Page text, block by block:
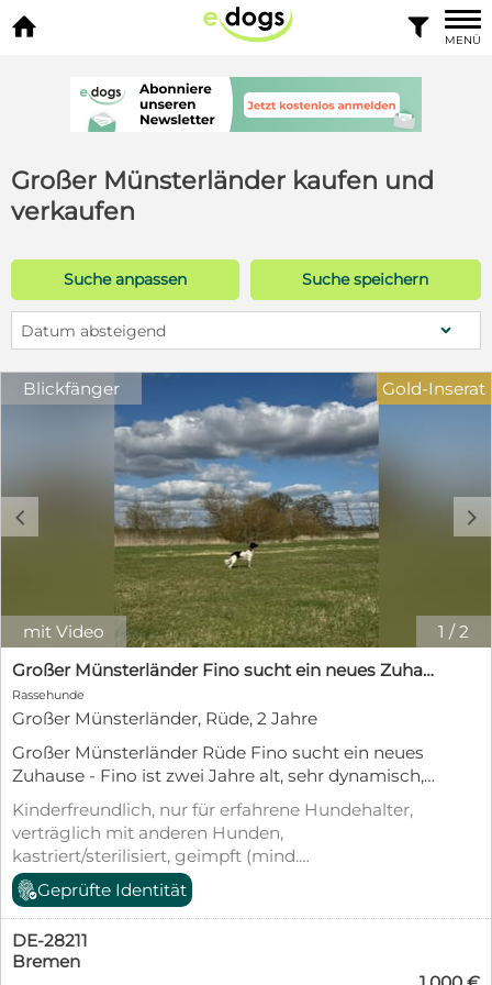
 
MENÜ
Großer Münsterländer kaufen und
verkaufen
Suche anpassen Suche speichern
Datum absteigend
Blickfänger
1 /2
c d
mit Video
Gold-Inserat
Großer Münsterländer Fino sucht ein neues Zuhause!
Rassehunde
Großer Münsterländer, Rüde, 2 Jahre
Großer Münsterländer Rüde Fino sucht ein neues
Zuhause - Fino ist zwei Jahre alt, sehr dynamisch,
fröhlich und freundlich. Fino wurde auf einem
landwirtschaftlichen Betrieb geboren und kam als
Welpe im Alter von 8 Wochen zu uns nach Bremen.
In diesem liebevollen Zuhause machte er seine
ersten positiven sozialen Erfahrungen - lernte das
Zusammenleben mit Menschen und anderen
Hunden kennen, sowie Erziehungsgrundlagen für
das spätere Leben. Mittlerweile ist Fino ein
Kinderfreundlich, nur für erfahrene Hundehalter,
verträglich mit anderen Hunden,
kastriert/sterilisiert, geimpft (mind.
Pflichtimpfungen), entwurmt, gechipt, mit EU-
Heimtierausweis, Stubenrein
Geprüfte Identität
DE-28211
Bremen